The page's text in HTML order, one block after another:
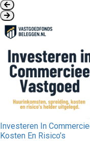
Investeren In
Kosten En Risico’s